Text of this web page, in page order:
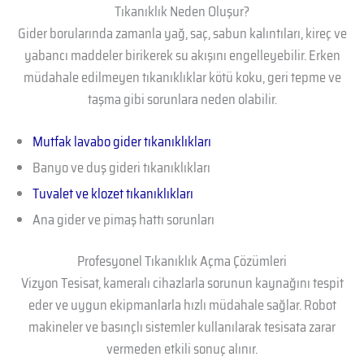
Tıkanıklık Neden Oluşur?
Gider borularında zamanla yağ, saç, sabun kalıntıları, kireç ve
yabancı maddeler birikerek su akışını engelleyebilir. Erken
müdahale edilmeyen tıkanıklıklar kötü koku, geri tepme ve
taşma gibi sorunlara neden olabilir.
Mutfak lavabo gider tıkanıklıkları
Banyo ve duş gideri tıkanıklıkları
Tuvalet ve klozet tıkanıklıkları
Ana gider ve pimaş hattı sorunları
Profesyonel Tıkanıklık Açma Çözümleri
Vizyon Tesisat, kameralı cihazlarla sorunun kaynağını tespit
eder ve uygun ekipmanlarla hızlı müdahale sağlar. Robot
makineler ve basınçlı sistemler kullanılarak tesisata zarar
vermeden etkili sonuç alınır.